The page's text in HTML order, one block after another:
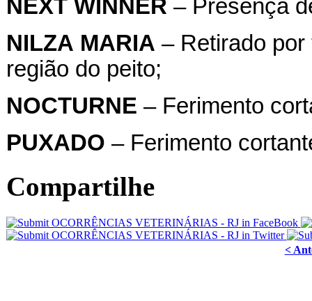
NEXT WINNER – Presença
NILZA MARIA – Retirado
região do peito;
NOCTURNE – Ferimento
PUXADO – Ferimento
Compartilhe
<